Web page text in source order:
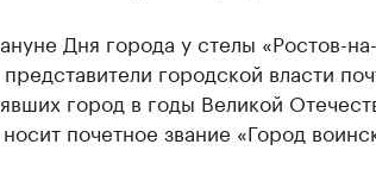
Дня города у стелы «Ростов-
городской власти
город в годы Великой
почетное звание «Город